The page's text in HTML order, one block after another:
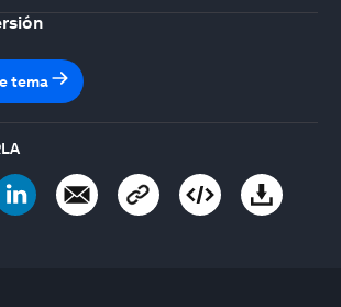
tema